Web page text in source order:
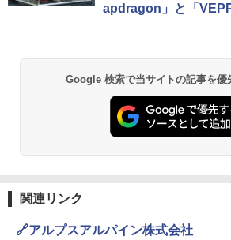
apdragon」と「
Google 検索で当サイトの記事を優
関連リンク
🔗アルプスアルパイン株式会社